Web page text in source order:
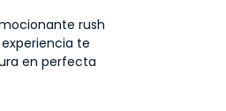
rush
te
en perfecta